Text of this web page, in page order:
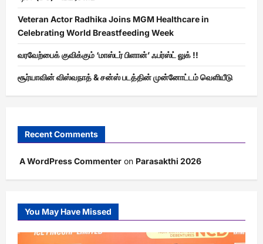
Veteran Actor Radhika Joins MGM Healthcare in
Celebrating World Breastfeeding Week
வரவேற்பைக் குவிக்கும் ‘மாஸ்டர் பிளான்’ ஃபர்ஸ்ட் லுக் !!
சூர்யாவின் விஸ்வநாத் & சன்ஸ் படத்தின் முன்னோட்டம் வெளியீடு
Recent Comments
A WordPress Commenter on Parasakthi 2026
You May Have Missed